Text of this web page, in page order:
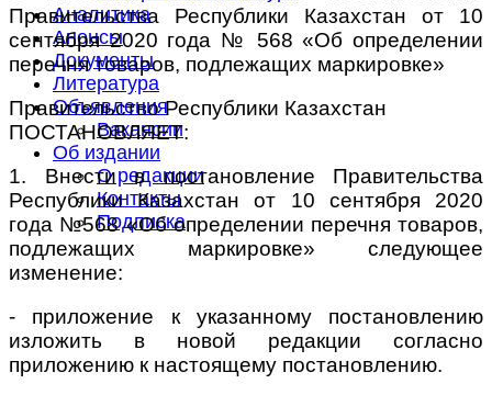
Аналитика
Анонсы
Документы
Литература
Объявления
Вакансии
Об издании
О редакции
Контакты
Подписка
Правительства Республики Казахстан от 10
сентября 2020 года № 568 «Об определении
перечня товаров, подлежащих маркировке»
Правительство Республики Казахстан
ПОСТАНОВЛЯЕТ:
1. Внести в постановление Правительства
Республики Казахстан от 10 сентября 2020
года №568 «Об определении перечня товаров,
подлежащих маркировке» следующее
изменение:
- приложение к указанному постановлению
изложить в новой редакции согласно
приложению к настоящему постановлению.